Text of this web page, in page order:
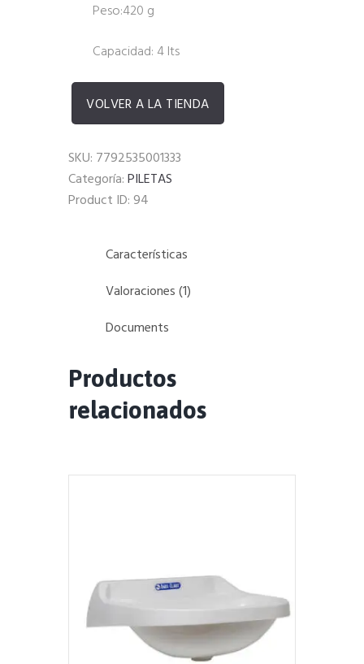
Peso:420 g
Capacidad: 4 lts
VOLVER A LA TIENDA
SKU: 7792535001333
Categoría:PILETAS
Product ID:94
Características
Valoraciones (1)
Documents
Productos
relacionados